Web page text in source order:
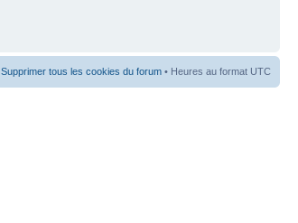
Supprimer tous les cookies du forum • Heures au format UTC